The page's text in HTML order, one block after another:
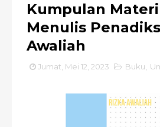
Kumpulan
Menulis
Awaliah
Jumat, Mei 12, 2023 Buku